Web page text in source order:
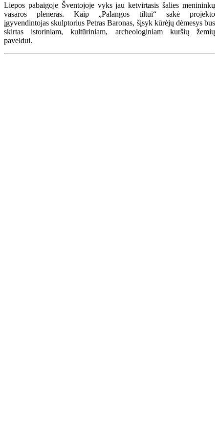
Liepos pabaigoje Šventojoje vyks jau ketvirtasis šalies menininkų
vasaros pleneras. Kaip „Palangos tiltui“ sakė projekto
įgyvendintojas skulptorius Petras Baronas, šįsyk kūrėjų dėmesys bus
skirtas istoriniam, kultūriniam, archeologiniam kuršių žemių
paveldui.